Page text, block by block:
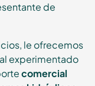
de
le ofrecemos
experimentado
comercial